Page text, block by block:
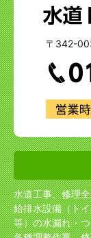
〒342-
水道工事、修理
給排水設備（ト
等）の水漏れ・